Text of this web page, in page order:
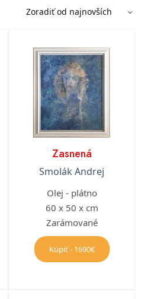
Zasnená
Smolák Andrej
Olej - plátno
60 x 50 x cm
Zarámované
Kúpiť - 1690€